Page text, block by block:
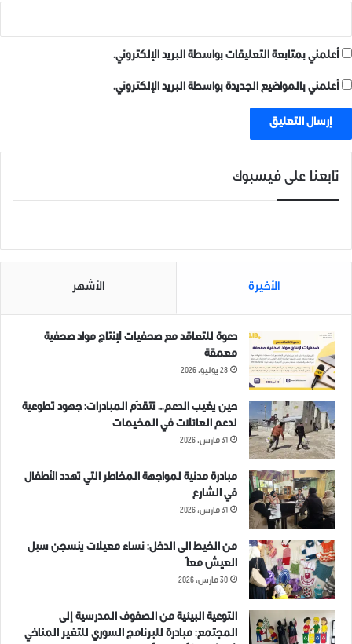
أعلمني بمتابعة التعليقات بواسطة البريد الإلكتروني.
أعلمني بالمواضيع الجديدة بواسطة البريد الإلكتروني.
تابعنا على فيسبوك
الأخيرة الأشهر
دعوة للتعاقد مع صحفيات لإنتاج مواد صحفية
معمقة
28 يوليو، 2026
حين يغيب الدعم… تتقدّم المبادرات: جهود تطوعية
لدعم العائلات في المخيمات
31 مارس، 2026
مبادرة مدنية لمواجهة المخاطر التي تهدد الأطفال
في الشارع
31 مارس، 2026
من الخيط الى الدخل: نساء معيلات ينسجن سبل
العيش معاً
30 مارس، 2026
التوعية البيئية من الصفوف المدرسية إلى
المجتمع: مبادرة للبرنامج السوري للتغير المناخي